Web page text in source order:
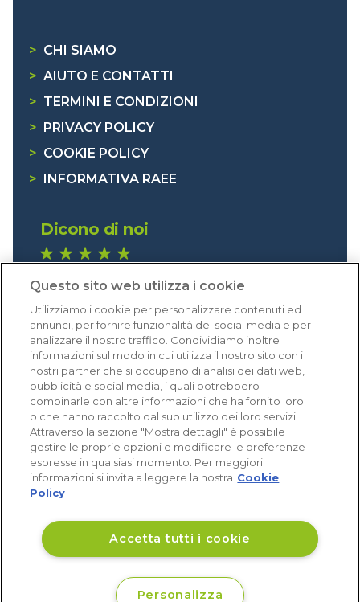
> CHI SIAMO
> AIUTO E CONTATTI
> TERMINI E CONDIZIONI
>
PRIVACY POLICY
> COOKIE POLICY
>
INFORMATIVA RAEE
Dicono di noi
Eccellente (4,8)
Acquisti verificati
Questo sito web utilizza i cookie
Utilizziamo i cookie per personalizzare contenuti ed
annunci, per fornire funzionalità dei social media e per
analizzare il nostro traffico. Condividiamo inoltre
informazioni sul modo in cui utilizza il nostro sito con i
nostri partner che si occupano di analisi dei dati web,
pubblicità e social media, i quali potrebbero
combinarle con altre informazioni che ha fornito loro
o che hanno raccolto dal suo utilizzo dei loro servizi.
Attraverso la sezione "Mostra dettagli" è possibile
gestire le proprie opzioni e modificare le preferenze
espresse in qualsiasi momento. Per maggiori
informazioni si invita a leggere la nostra Cookie
Policy
Accetta tutti i cookie
Personalizza